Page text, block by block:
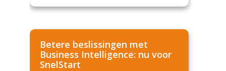
Betere beslissingen met
Business Intelligence: nu voor
SnelStart